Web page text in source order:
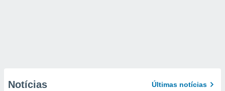
Notícias Últimas notícias